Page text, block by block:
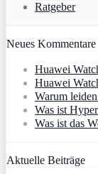
Ratgeber
Neues Kommentare
Huawei
Huawei
Warum
Was ist
Was ist das
Aktuelle Beiträge